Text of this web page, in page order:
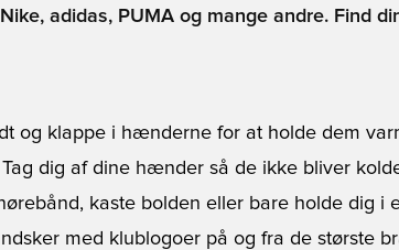
adidas, PUMA og mange andre. Find
og klappe i hænderne for at holde dem
Tag dig af dine hænder så de ikke bliver
kaste bolden eller bare holde dig i
med klublogoer på og fra de største